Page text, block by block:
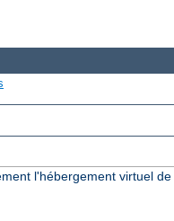
l'hébergement virtuel